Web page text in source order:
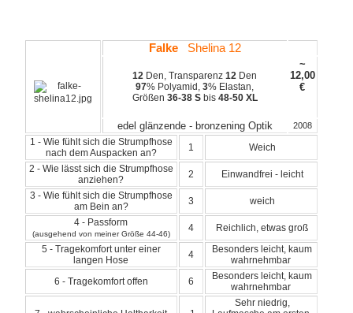
FalkeShelina 12
12 Den, Transparenz12 Den
97% Polyamid,3% Elastan,
Größen 36-38 Sbis 48-50 XL
~
12,00
€
edel glänzende - bronzening Optik 2008
1 - Wie fühlt sich die Strumpfhose
nach dem Auspacken an?
1
Weich
2 - Wie lässt sich die Strumpfhose
anziehen?
2
Einwandfrei - leicht
3 - Wie fühlt sich die Strumpfhose
am Bein an?
3
weich
4 - Passform
(ausgehend von meiner Größe 44-46)
4
Reichlich, etwas groß
5 - Tragekomfort unter einer
langen Hose
4
Besonders leicht, kaum
wahrnehmbar
6 - Tragekomfort offen
6
Besonders leicht, kaum
wahrnehmbar
Sehr niedrig,